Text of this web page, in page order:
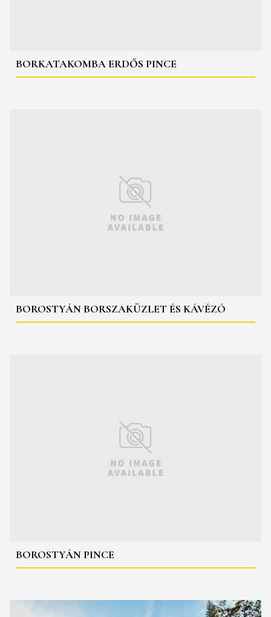
BORKATAKOMBA ERDŐS PINCE
BOROSTYÁN BORSZAKÜZLET ÉS KÁVÉZÓ
BOROSTYÁN PINCE